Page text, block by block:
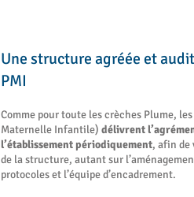
Une structure agréée et
PMI
Comme pour toute les crèches Plume,
Maternelle Infantile) délivrent
l’établissement périodiquement, afin de
de la structure, autant sur
protocoles et l’équipe d’encadrement.